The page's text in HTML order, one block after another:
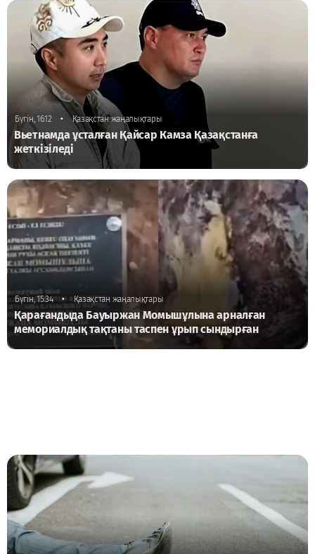
Бүгін, 16:12 • Қазақстан жаңалықтары
Вьетнамда ұсталған Қайсар Камза Қазақстанға
жеткізіледі
Бүгін, 15:34 • Қазақстан жаңалықтары
Қарағандыда Бауыржан Момышұлына арналған
мемориалдық тақтаны таспен ұрып сындырған